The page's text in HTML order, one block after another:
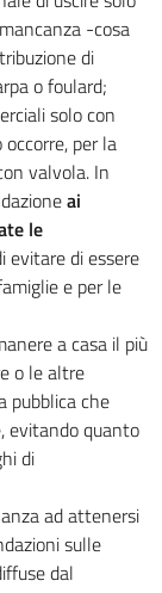
-cosa
di
o foulard;
solo con
per la
valvola. In
ai
le
evitare di essere
e per le
a casa il più
o le altre
pubblica che
evitando quanto
di
ad attenersi
sulle
dal